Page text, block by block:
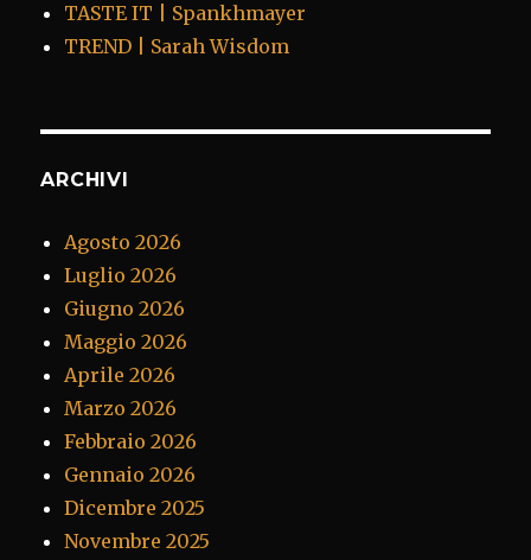
TASTE IT | Spankhmayer
TREND | Sarah Wisdom
ARCHIVI
Agosto 2026
Luglio 2026
Giugno 2026
Maggio 2026
Aprile 2026
Marzo 2026
Febbraio 2026
Gennaio 2026
Dicembre 2025
Novembre 2025